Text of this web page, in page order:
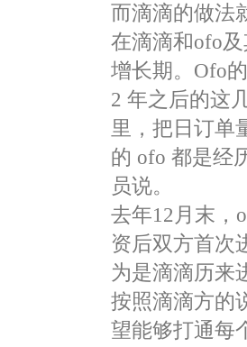
而滴滴的做法
在滴滴和ofo
增长期。Ofo
2 年之后的这
里，把日订单
的 ofo 都是经
员说。
去年12月末，
资后双方首次
为是滴滴历来
按照滴滴方的
望能够打通每